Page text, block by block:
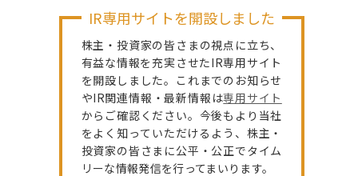
IR専用サイトを開設しました
株主・投資家の皆さまの視点に立ち、
有益な情報を充実させたIR専用サイト
を開設しました。これまでのお知らせ
やIR関連情報・最新情報は専用サイト
からご確認ください。今後もより当社
をよく知っていただけるよう、株主・
投資家の皆さまに公平・公正でタイム
リーな情報発信を行ってまいります。